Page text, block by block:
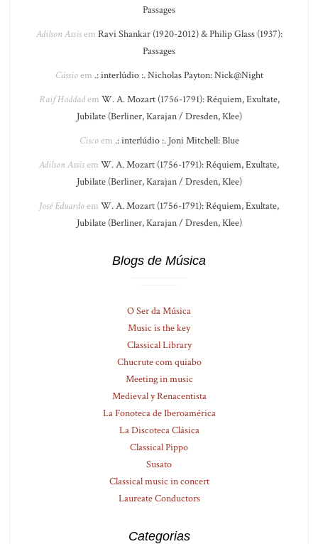
Passages
Adilson Assisem Ravi Shankar (1920-2012) & Philip Glass (1937):
Passages
Cássioem .: interlúdio :. Nicholas Payton: Nick@Night
Raif Haddadem W. A. Mozart (1756-1791): Réquiem, Exultate,
Jubilate (Berliner, Karajan / Dresden, Klee)
Ciscoem .: interlúdio :. Joni Mitchell: Blue
Adilson Assisem W. A. Mozart (1756-1791): Réquiem, Exultate,
Jubilate (Berliner, Karajan / Dresden, Klee)
José Eduardoem W. A. Mozart (1756-1791): Réquiem, Exultate,
Jubilate (Berliner, Karajan / Dresden, Klee)
Blogs de Música
O Ser da Música
Music is the key
Classical Library
Chucrute com quiabo
Meeting in music
Medieval y Renacentista
La Fonoteca de Iberoamérica
La Discoteca Clásica
Classical Pippo
Susato
Classical music in concert
Laureate Conductors
Categorias